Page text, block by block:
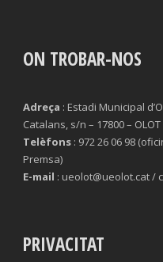
ON TROBAR-NOS
Adreça : Estadi Municipal
Catalans, s/n – 17800 – OLOT
Telèfons : 972 26 06 98
Premsa)
E-mail : ueolot@ueolot.cat /
PRIVACITAT